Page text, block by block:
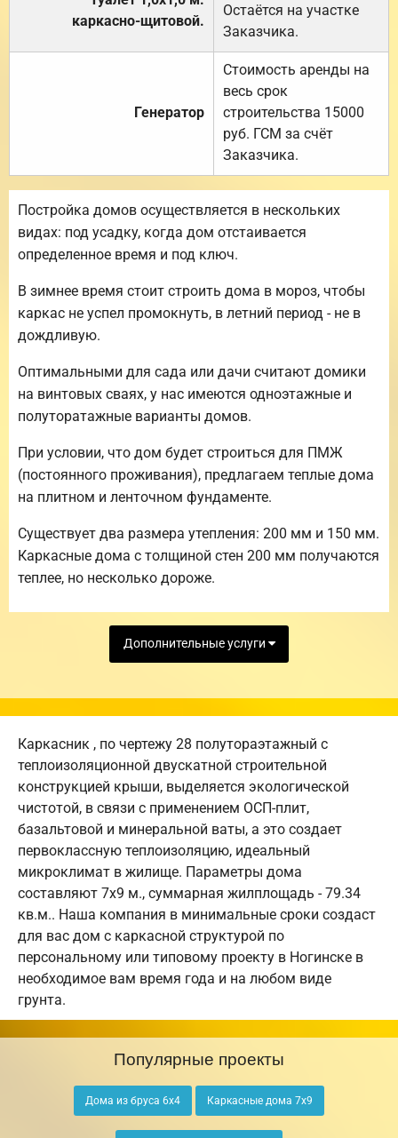
каркасно-щитовой.
Остаётся на участке
Заказчика.
Генератор
Стоимость аренды на
весь срок
строительства 15000
руб. ГСМ за счёт
Заказчика.
Постройка домов осуществляется в нескольких
видах: под усадку, когда дом отстаивается
определенное время и под ключ.
В зимнее время стоит строить дома в мороз, чтобы
каркас не успел промокнуть, в летний период - не в
дождливую.
Оптимальными для сада или дачи считают домики
на винтовых сваях, у нас имеются одноэтажные и
полуторатажные варианты домов.
При условии, что дом будет строиться для ПМЖ
(постоянного проживания), предлагаем теплые дома
на плитном и ленточном фундаменте.
Существует два размера утепления: 200 мм и 150 мм.
Каркасные дома с толщиной стен 200 мм получаются
теплее, но несколько дороже.
Дополнительные услуги
Каркасник , по чертежу 28 полутораэтажный с
теплоизоляционной двускатной строительной
конструкцией крыши, выделяется экологической
чистотой, в связи с применением ОСП-плит,
базальтовой и минеральной ваты, а это создает
первоклассную теплоизоляцию, идеальный
микроклимат в жилище. Параметры дома
составляют 7х9 м., суммарная жилплощадь - 79.34
кв.м.. Наша компания в минимальные сроки создаст
для вас дом с каркасной структурой по
персональному или типовому проекту в Ногинске в
необходимое вам время года и на любом виде
грунта.
Популярные проекты
Дома из бруса 6х4 Каркасные дома 7х9